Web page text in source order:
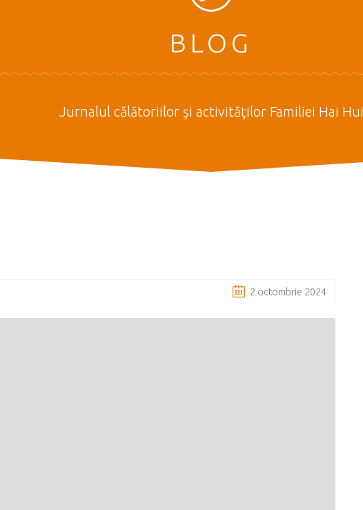
BLOG
Jurnalul călătoriilor şi activităţilor Familiei Hai Hui
2 octombrie 2024